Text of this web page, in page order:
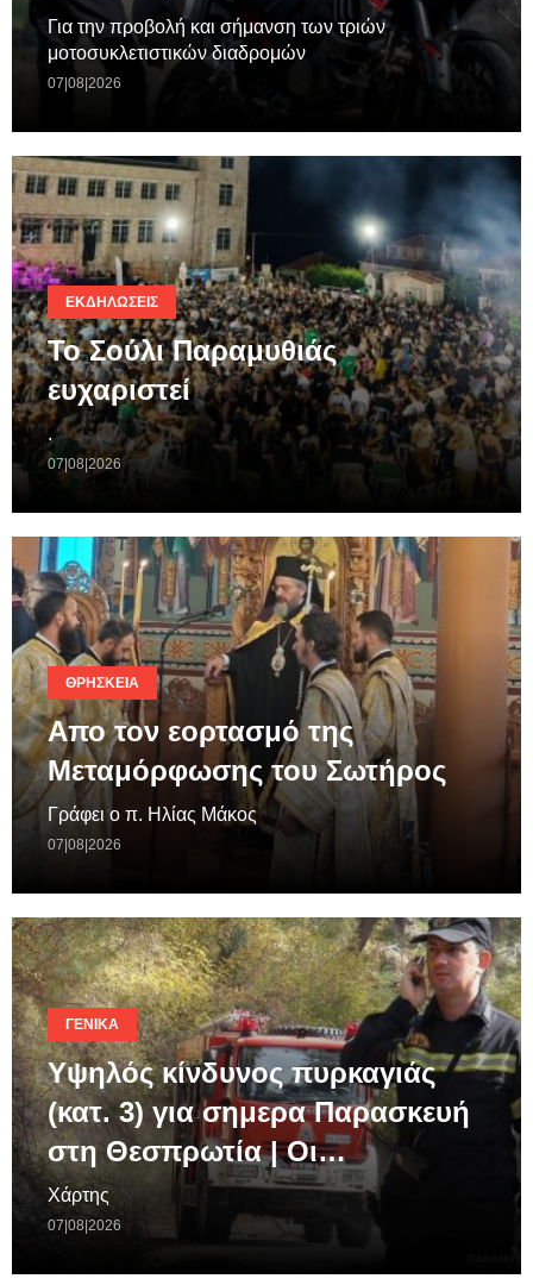
Για την προβολή και σήμανση των τριών
μοτοσυκλετιστικών διαδρομών
07|08|2026
ΕΚΔΗΛΏΣΕΙΣ
Το Σούλι Παραμυθιάς
ευχαριστεί
.
07|08|2026
ΘΡΗΣΚΕΊΑ
Απο τον εορτασμό της
Μεταμόρφωσης του Σωτήρος
Γράφει ο π. Ηλίας Μάκος
07|08|2026
ΓΕΝΙΚΆ
Υψηλός κίνδυνος πυρκαγιάς
(κατ. 3) για σημερα Παρασκευή
στη Θεσπρωτία | Οι…
Χάρτης
07|08|2026